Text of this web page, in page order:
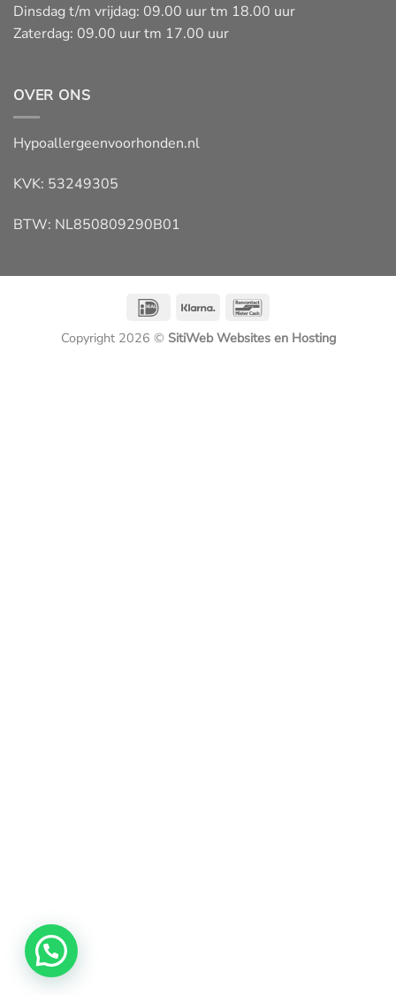
Dinsdag t/m vrijdag: 09.00 uur tm 18.00 uur
Zaterdag: 09.00 uur tm 17.00 uur
OVER ONS
Hypoallergeenvoorhonden.nl
KVK: 53249305
BTW: NL850809290B01
IDeal Klarna
Copyright 2026 © SitiWeb Websites en Hosting